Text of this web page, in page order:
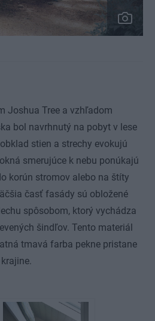
Joshua Tree a vzhľadom
bol navrhnutý na pobyt v lese
stien a strechy evokujú
smerujúce k nebu ponúkajú
korún stromov alebo na štíty
časť fasády sú obložené
spôsobom, ktorý vychádza
šindľov. Tento materiál
tmavá farba pekne pristane